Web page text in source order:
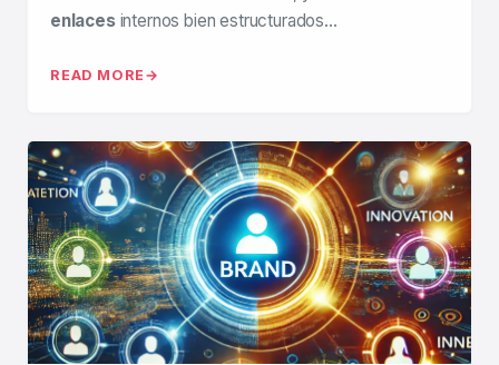
enlacesinternos bien estructurados…
READ MORE